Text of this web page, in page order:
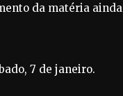
da matéria ainda
7 de janeiro.